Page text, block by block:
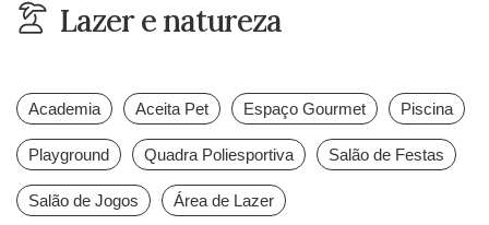
Lazer e natureza
Academia Aceita Pet Espaço Gourmet Piscina
Playground Quadra Poliesportiva Salão de Festas
Salão de Jogos Área de Lazer